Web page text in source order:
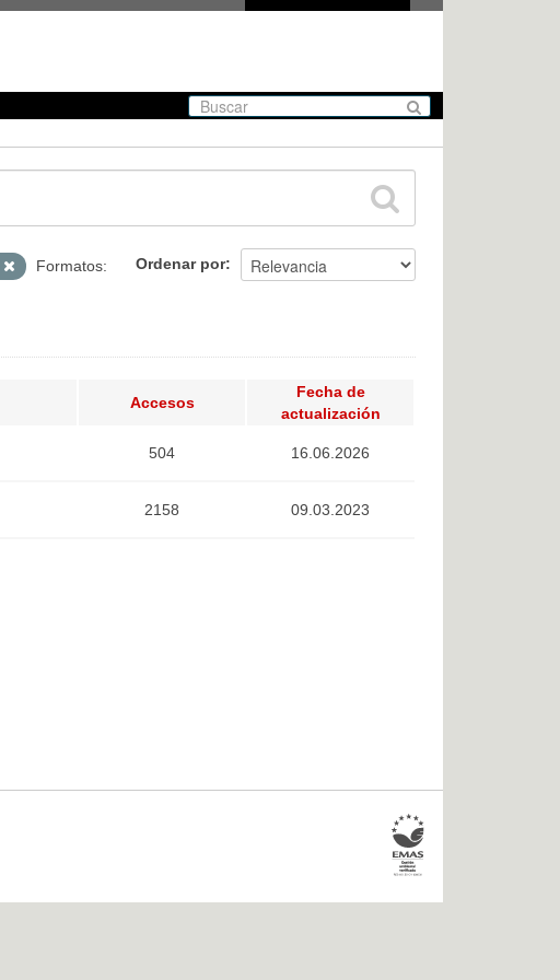
Ordenar por
Formatos:
Accesos
Fecha de
actualización
504 16.06.2026
2158 09.03.2023